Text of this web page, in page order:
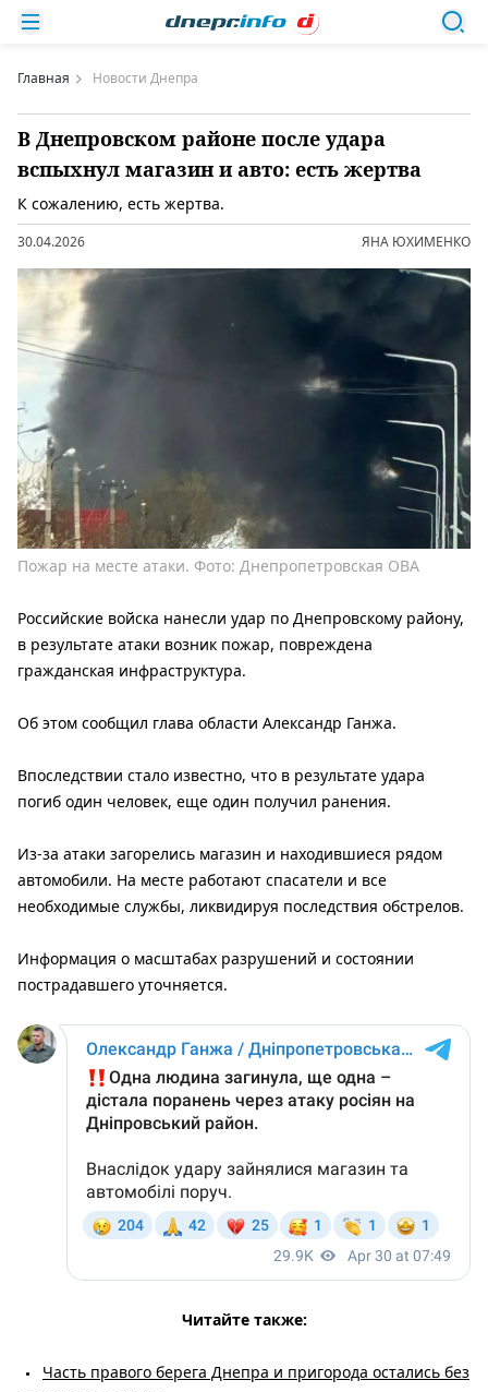
Главная Новости Днепра
В Днепровском районе после удара
вспыхнул магазин и авто: есть жертва
К сожалению, есть жертва.
30.04.2026 ЯНА ЮХИМЕНКО
Пожар на месте атаки. Фото: Днепропетровская ОВА
Российские войска нанесли удар по Днепровскому району,
в результате атаки возник пожар, повреждена
гражданская инфраструктура.
Об этом сообщил глава области Александр Ганжа.
Впоследствии стало известно, что в результате удара
погиб один человек, еще один получил ранения.
Из-за атаки загорелись магазин и находившиеся рядом
автомобили. На месте работают спасатели и все
необходимые службы, ликвидируя последствия обстрелов.
Информация о масштабах разрушений и состоянии
пострадавшего уточняется.
Читайте также:
Часть правого берега Днепра и пригорода остались без